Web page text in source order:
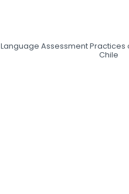
Language Assessment Practices
Chile